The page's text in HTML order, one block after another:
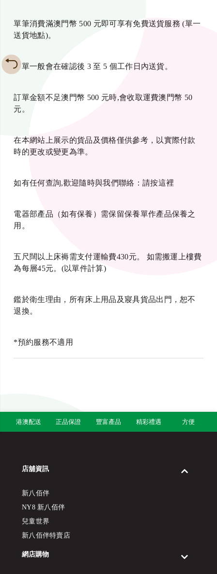
單筆消費滿澳門幣 500 元即可享有免費送貨服務 (單一
送貨地點)。
訂單一般會在確認後 3 至 5 個工作日內送貨。
訂單金額不足澳門幣 500 元時,會收取運費澳門幣 50
元。
在本網站上展示的貨品及價格僅供參考，以實際付款
時的更改或變更為準。
如有任何查詢,歡迎隨時與我們聯絡： 請按這裡
電器部產品（如有保養）需保留保養單作產品保養之
用。
五尺闊以上床褥需支付運輸費430元。 如需搬運上樓費
為每層45元。(以單件計算)
鑑於衛生理由，所有床上用品及寢具貨品出門，恕不
退換。
*預約服務不適用
港澳配送 正品保證 豐富產品 精彩禮遇 方便
店舖資訊
新八佰伴
NY8 新八佰伴
兒童世界
新八佰伴特賣店
網店購物